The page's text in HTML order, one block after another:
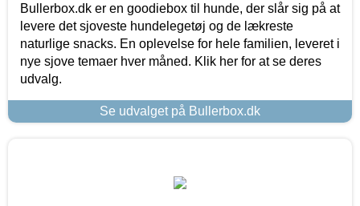
Bullerbox.dk er en goodiebox til hunde, der slår sig på at
levere det sjoveste hundelegetøj og de lækreste
naturlige snacks. En oplevelse for hele familien, leveret i
nye sjove temaer hver måned. Klik her for at se deres
udvalg.
Se udvalget på Bullerbox.dk